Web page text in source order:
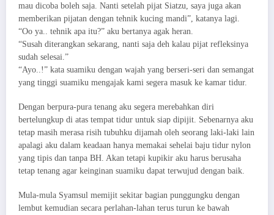
mau dicoba boleh saja. Nanti setelah pijat Siatzu, saya juga akan
memberikan pijatan dengan tehnik kucing mandi”, katanya lagi.
“Oo ya.. tehnik apa itu?” aku bertanya agak heran.
“Susah diterangkan sekarang, nanti saja deh kalau pijat refleksinya
sudah selesai.”
“Ayo..!” kata suamiku dengan wajah yang berseri-seri dan semangat
yang tinggi suamiku mengajak kami segera masuk ke kamar tidur.
Dengan berpura-pura tenang aku segera merebahkan diri
bertelungkup di atas tempat tidur untuk siap dipijit. Sebenarnya aku
tetap masih merasa risih tubuhku dijamah oleh seorang laki-laki lain
apalagi aku dalam keadaan hanya memakai sehelai baju tidur nylon
yang tipis dan tanpa BH. Akan tetapi kupikir aku harus berusaha
tetap tenang agar keinginan suamiku dapat terwujud dengan baik.
Mula-mula Syamsul memijit sekitar bagian punggungku dengan
lembut kemudian secara perlahan-lahan terus turun ke bawah